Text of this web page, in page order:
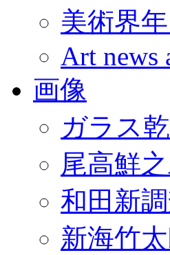
美術界
Art news
画像
ガラス
尾高鮮
和田新
新海竹